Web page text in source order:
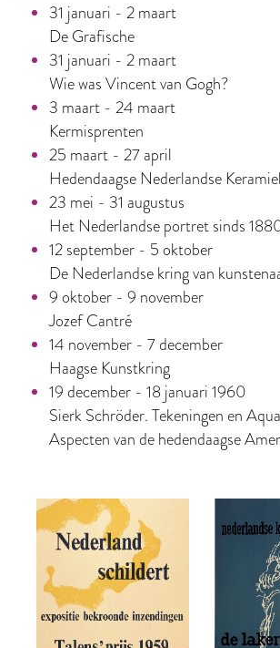
31 januari - 2 maart
De Grafische
31 januari - 2 maart
Wie was Vincent van Gogh?
3 maart - 24 maart
Kermisprenten
25 maart - 27 april
Hedendaagse Nederlandse
23 mei - 31 augustus
Het Nederlandse portret sinds
12 september - 5 oktober
De Nederlandse kring van
9 oktober - 9 november
Jozef Cantré
14 november - 7 december
Haagse Kunstkring
19 december - 18 januari 1960
Sierk Schröder. Tekeningen en
Aspecten van de hedendaagse